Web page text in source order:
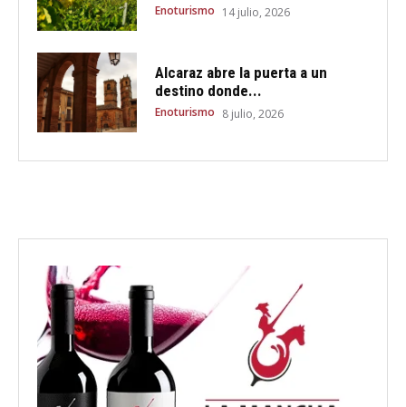
Enoturismo 14 julio, 2026
Alcaraz abre la puerta a un
destino donde...
Enoturismo 8 julio, 2026